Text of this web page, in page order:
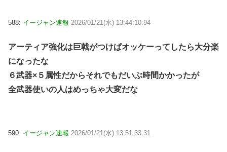
588: イージャン速報 2026/01/21(水) 13:44:10.94
アーティア強化は巨戟がつけぱオッケーってしたら大分楽
になったな
６武器×５属性だからそれでもだいぶ時間かかったが
全武器使いの人はめっちゃ大変だな
590: イージャン速報 2026/01/21(水) 13:51:33.31